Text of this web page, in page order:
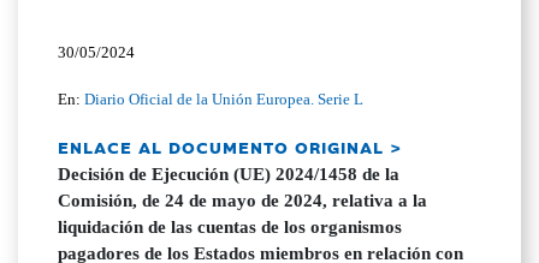
30/05/2024
En:Diario Oficial de la Unión Europea. Serie L
ENLACE AL DOCUMENTO ORIGINAL >
Decisión de Ejecución (UE) 2024/1458 de la
Comisión, de 24 de mayo de 2024, relativa a la
liquidación de las cuentas de los organismos
pagadores de los Estados miembros en relación con